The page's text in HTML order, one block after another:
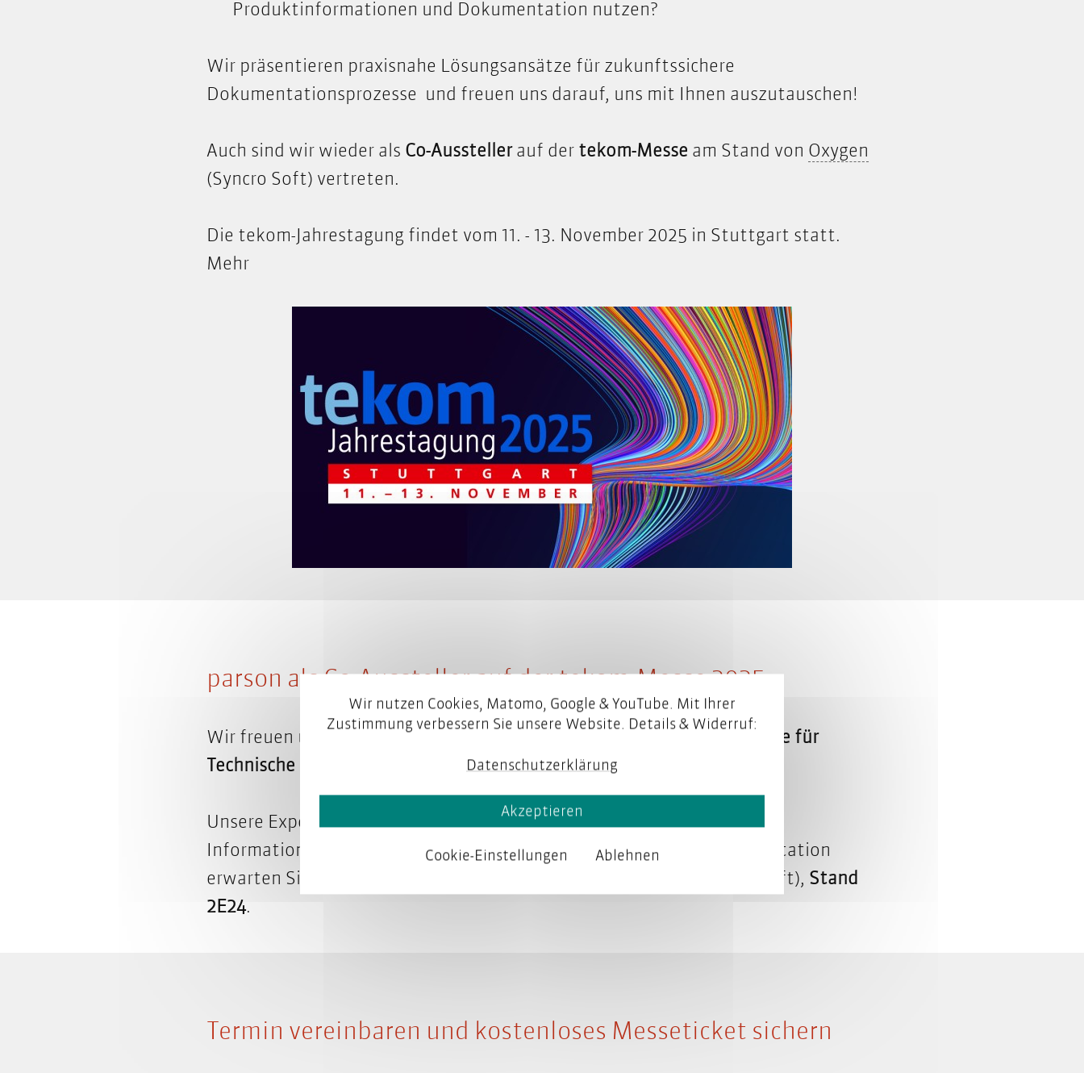
Produktinformationen und Dokumentation nutzen?
Wir präsentieren praxisnahe Lösungsansätze für zukunftssichere
Dokumentationsprozesse und freuen uns darauf, uns mit Ihnen auszutauschen!
Auch sind wir wieder als Co-Ausstellerauf der tekom-Messe am Stand von Oxygen
(Syncro Soft) vertreten.
Die tekom-Jahrestagung findet vom 11. - 13. November 2025 in Stuttgart statt.
Mehr
parson als Co-Aussteller auf der tekom-Messe 2025
Wir freuen uns, wieder als Co-Aussteller auf derweltgrößten Fachmesse für
Technische Kommunikation
dabei zu sein.
Unsere Expert:innen für smarte Content-Strategien, moderne
Informationssysteme, Künstliche Intelligenz und Technische Dokumentation
erwarten Sie auf dem
(Syncro Soft), Stand
2E24.
Termin vereinbaren und kostenloses Messeticket sichern
Wir nutzen Cookies, Matomo, Google & YouTube. Mit Ihrer
Zustimmung verbessern Sie unsere Website. Details & Widerruf:
Datenschutzerklärung
Cookie-Einstellungen Ablehnen
Akzeptieren